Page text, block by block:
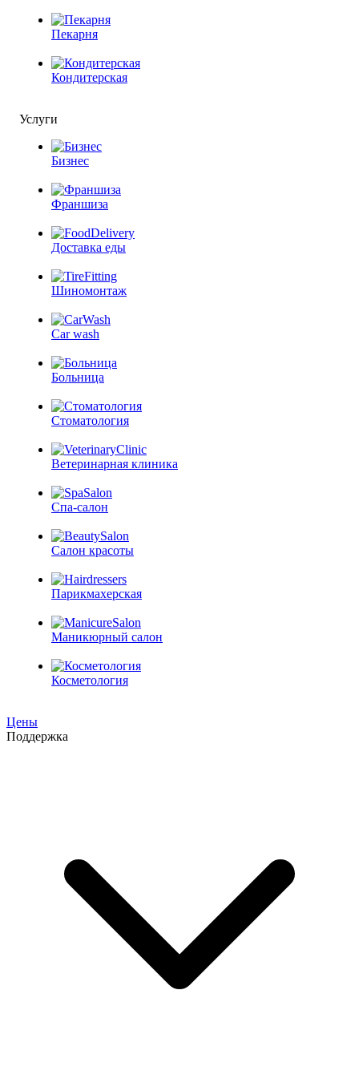
Пекарня
Кондитерская
Услуги
Бизнес
Франшиза
Доставка еды
Шиномонтаж
Car wash
Больница
Стоматология
Ветеринарная клиника
Спа-салон
Салон красоты
Парикмахерская
Маникюрный салон
Косметология
Цены
Поддержка